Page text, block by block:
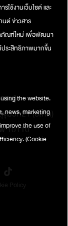
างหนักในช่วงเวลา
กายที่มีความ
งกายอย่างหนักอีก
องหัวใจสูงถึง
ารไหลเวียน
งมีประสิทธิภาพ
เลี้ยงกล้ามเนื้อ
ยเสริมสร้างความ
ารไหลเวียนของ
นโลหิต และลด
กิดโรคหัวใจและ
รป้องกันการ
อนไหวหรือไม่
อกกำลังกายคาร์ดิ
กกำลังกาย
ริ่มต้นการออก
บา ๆ ก่อน และ
ชน)
มวิท21 (อโศก)
10110
Policy
ใช้งานเว็บไซต์ และ
นต์ ข่าวสาร
ภัณฑ์ใหม่ เพื่อพัฒนา
ประสิทธิภาพมากขึ้น
the website.
news, marketing
the use of
(Cookie